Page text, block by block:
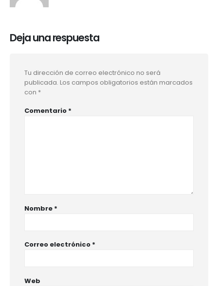
Deja una respuesta
Tu dirección de correo electrónico no será
publicada. Los campos obligatorios están marcados
con *
Comentario *
Nombre *
Correo electrónico *
Web